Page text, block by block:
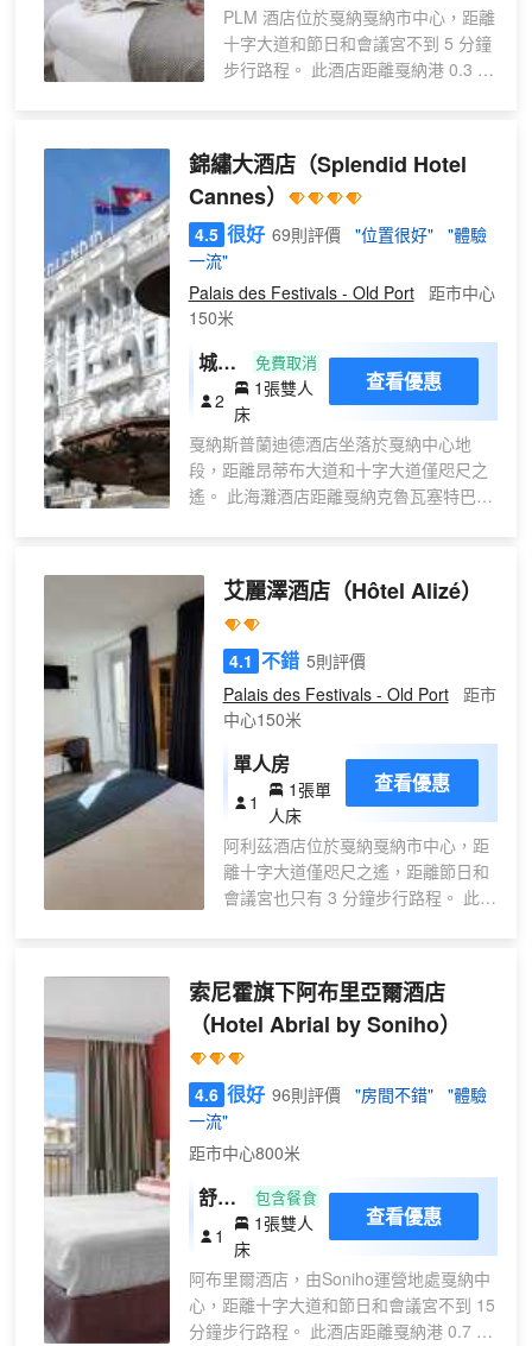
PLM 酒店位於戛納戛納市中心，距離
十字大道和節日和會議宮不到 5 分鐘
步行路程。 此酒店距離戛納港 0.3 英
至 10:00 提供收費的自助式早餐。 特
色服務/設施包括快速退房、多語言服
務和行李寄存。設有收費的24 小時從
酒店到機場的班車。 酒店的 22 間客
房定能讓您在旅途中找到家的舒適。
浴用品和吹風機。便利設施包括電話
和書桌；而且每天提供客房服務。
錦繡大酒店（Splendid Hotel
Cannes）
4.5 很好 69則評價 "位置很好"
"體驗
一流"
Palais des Festivals - Old Port
距市中心
150米
城景
標準
大床
房
免費取消
2
1張雙人
床
查看優惠
戛納斯普蘭迪德酒店坐落於戛納中心地
段，距離昂蒂布大道和十字大道僅咫尺之
遙。 此海灘酒店距離戛納克魯瓦塞特巴里
賞美景，還可利用免費 WiFi和禮賓服務等
服務和設施。此美好年代風格酒店的其他
服務和設施包括遊樂廳/遊戲室、公共區電
視和宴會廳。藉助收費的區內班車，您可
方便前往附近的景點。 您可以到小吃吧/熟
食店隨便找點吃的；或者待在房間裏，享
受酒店的部分時段客房送餐服務。每天
07:00 至 11:00 提供收費的自助式早餐。
特色服務/設施包括快速入住、快速退房和
大堂免費報紙。設有收費的定時往返機場
班車。 有 62 間空調客房提供冰箱和LED
電視；您定能在旅途中找到家的舒適。提
供免費無線網絡，方便您與朋友保持聯
繫；衞星頻道可滿足您的娛樂需求。配備
吧，以及帶有免費市內通話的電話。
艾麗澤酒店（Hôtel Alizé）
4.1 不錯 5則評價
Palais des Festivals - Old Port
距市
中心150米
單人房
1
1張單
人床
查看優惠
阿利茲酒店位於戛納戛納市中心，距
離十字大道僅咫尺之遙，距離節日和
會議宮也只有 3 分鐘步行路程。 此酒
（8.5 公里）。 您可利用免費 WiFi和
禮賓服務等便利服務和設施。 每天
07:30 至 10:30 提供收費的外賣早
餐。 特色服務/設施包括快速退房、
大堂免費報紙和多語言服務。 酒店有
20 間客房，提供平板電視。提供免費
浴室提供免費洗浴用品和吹風機。便
利設施包括電話和書桌；而且每天提
供客房服務。
索尼霍旗下阿布里亞爾酒店
（Hotel Abrial by Soniho）
4.6 很好 96則評價 "房間不錯"
"體驗
一流"
距市中心800米
舒適
雙人
包含餐食
1
1張雙人
床
查看優惠
阿布里爾酒店，由Soniho運營地處戛納中
心，距離十字大道和節日和會議宮不到 15
分鐘步行路程。 此酒店距離戛納港 0.7 英